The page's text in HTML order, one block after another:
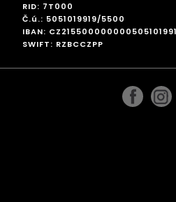
RID: 7T000
Č.ú.: 5051019919/5500
IBAN:
SWIFT: RZBCCZPP
facebook